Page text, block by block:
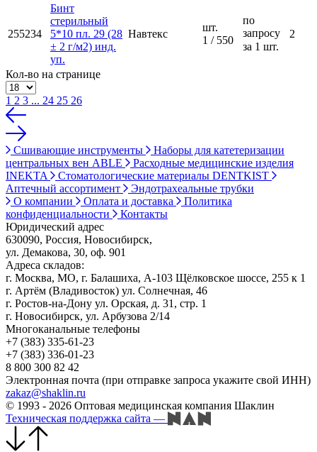
255234
Бинт
стерильный
5*10 пл. 29 (28
± 2 г/м2) инд.
уп.
Навтекс
шт.
1 / 550
по
запросу
за 1 шт.
2
Кол-во на странице
1 2 3 ... 24 25 26
Сшивающие инструменты
Наборы для катетеризации
центральных вен ABLE
Расходные медицинские изделия
INEKTA
Стоматологические материалы DENTKIST
Аптечный ассортимент
Эндотрахеальные трубки
О компании
Оплата и доставка
Политика
конфиденциальности
Контакты
Юридический адрес
630090, Россия, Новосибирск,
ул. Демакова, 30, оф. 901
Адреса складов:
г. Москва, МО, г. Балашиха, А-103 Щёлковское шоссе, 255 к 1
г. Артём (Владивосток) ул. Солнечная, 46
г. Ростов-на-Дону ул. Орская, д. 31, стр. 1
г. Новосибирск, ул. Арбузова 2/14
Многоканальные телефоны
+7 (383) 335-61-23
+7 (383) 336-01-23
8 800 300 82 42
Электронная почта (при отправке запроса укажите свой ИНН)
zakaz@shaklin.ru
© 1993 - 2026 Оптовая медицинская компания Шаклин
Техническая поддержка сайта —